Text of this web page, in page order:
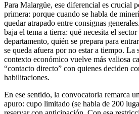
Para Malargüe, ese diferencial es crucial
primera: porque cuando se habla de
quedar atrapado entre consignas
baja el tema a tierra: qué necesita el
departamento, quién se prepara para
se queda afuera por no estar a tiempo. La
contexto económico vuelve más valiosa
“contacto directo” con quienes deciden
habilitaciones.
En ese sentido, la convocatoria remarca
apuro: cupo limitado (se habla de 200